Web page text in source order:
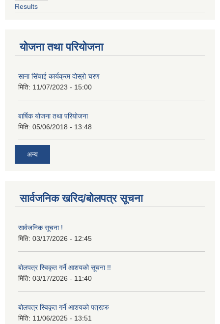
Results
योजना तथा परियोजना
साना सिंचाई कार्यक्रम दोस्रो चरण
मिति: 11/07/2023 - 15:00
बार्षिक योजना तथा परियोजना
मिति: 05/06/2018 - 13:48
अन्य
सार्वजनिक खरिद/बोलपत्र सूचना
सार्वजनिक सूचना !
मिति: 03/17/2026 - 12:45
बोलपत्र स्विकृत गर्ने आशयको सूचना !!
मिति: 03/17/2026 - 11:40
बोलपत्र स्विकृत गर्ने आशयको पत्रहरु
मिति: 11/06/2025 - 13:51